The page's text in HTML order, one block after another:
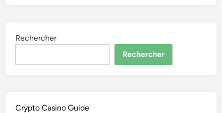
Rechercher
Rechercher
Crypto Casino Guide